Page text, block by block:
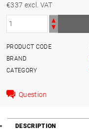
€337 excl. VAT
PRODUCT CODE
BRAND
CATEGORY
Question
DESCRIPTION